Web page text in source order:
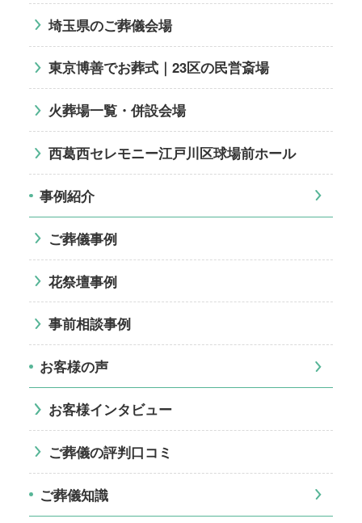
埼玉県のご葬儀会場
東京博善でお葬式｜23区の民営斎場
火葬場一覧・併設会場
西葛西セレモニー江戸川区球場前ホール
事例紹介
ご葬儀事例
花祭壇事例
事前相談事例
お客様の声
お客様インタビュー
ご葬儀の評判口コミ
ご葬儀知識